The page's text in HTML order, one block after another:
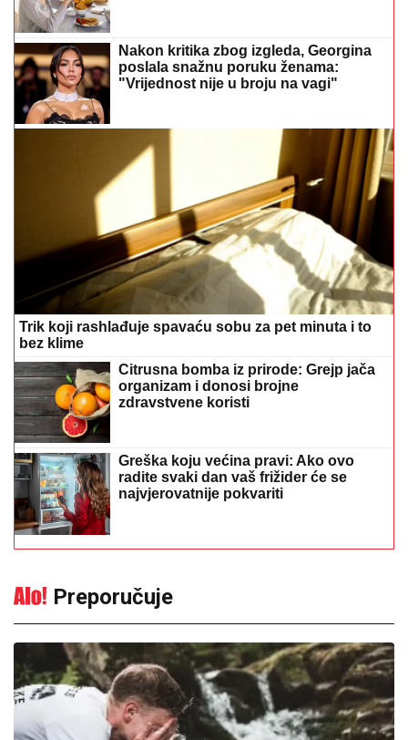
Nakon kritika zbog izgleda, Georgina
poslala snažnu poruku ženama:
"Vrijednost nije u broju na vagi"
Trik koji rashlađuje spavaću sobu za pet minuta i to
bez klime
Citrusna bomba iz prirode: Grejp jača
organizam i donosi brojne
zdravstvene koristi
Greška koju većina pravi: Ako ovo
radite svaki dan vaš frižider će se
najvjerovatnije pokvariti
Preporučuje